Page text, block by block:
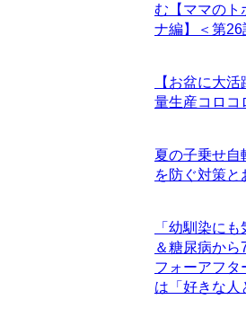
む【ママのト
ナ編】＜第
【お盆に大
量生産コロコ
夏の子乗せ自
を防ぐ対策と
「幼馴染に
＆糖尿病か
フォーアフタ
は「好きな人